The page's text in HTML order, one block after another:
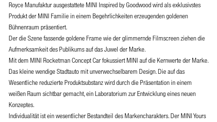
Royce Manufaktur ausgestattete MINI Inspired by Goodwood wird als exklusivstes
Produkt der MINI Familie in einem Begehrlichkeiten erzeugenden goldenen
Bühnenraum präsentiert.
Der die Szene fassende goldene Frame wie der glimmernde Filmscreen ziehen die
Aufmerksamkeit des Publikums auf das Juwel der Marke.
Mit dem MINI Rocketman Concept Car fokussiert MINI auf die Kernwerte der Marke.
Das kleine wendige Stadtauto mit unverwechselbarem Design. Die auf das
Wesentliche reduzierte Produktsubstanz wird durch die Präsentation in einem
weißen Raum sichtbar gemacht, ein Laboratorium zur Entwicklung eines neuen
Konzeptes.
Individualität ist ein wesentlicher Bestandteil des Markencharakters. Der MINI Yours